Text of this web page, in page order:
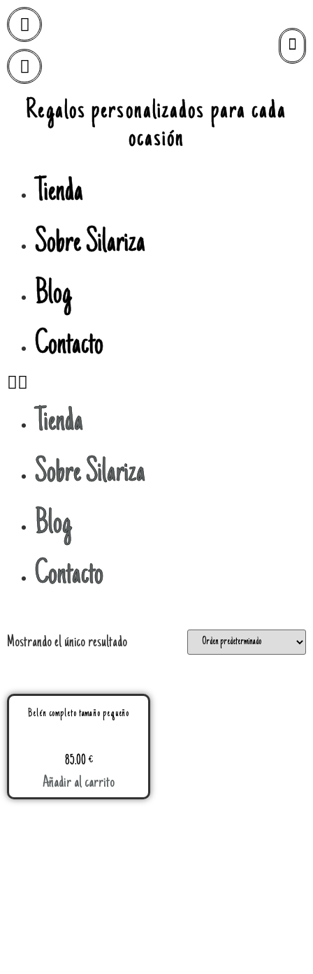
Regalos personalizados para cada
ocasión
Tienda
Sobre Silariza
Blog
Contacto
Tienda
Sobre Silariza
Blog
Contacto
Mostrando el único resultado
Belén completo tamaño pequeño
85.00€
Añadir al carrito